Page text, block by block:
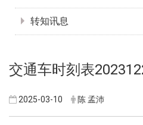
转知讯息
交通车时刻表
2025-03-10 陈 孟沛